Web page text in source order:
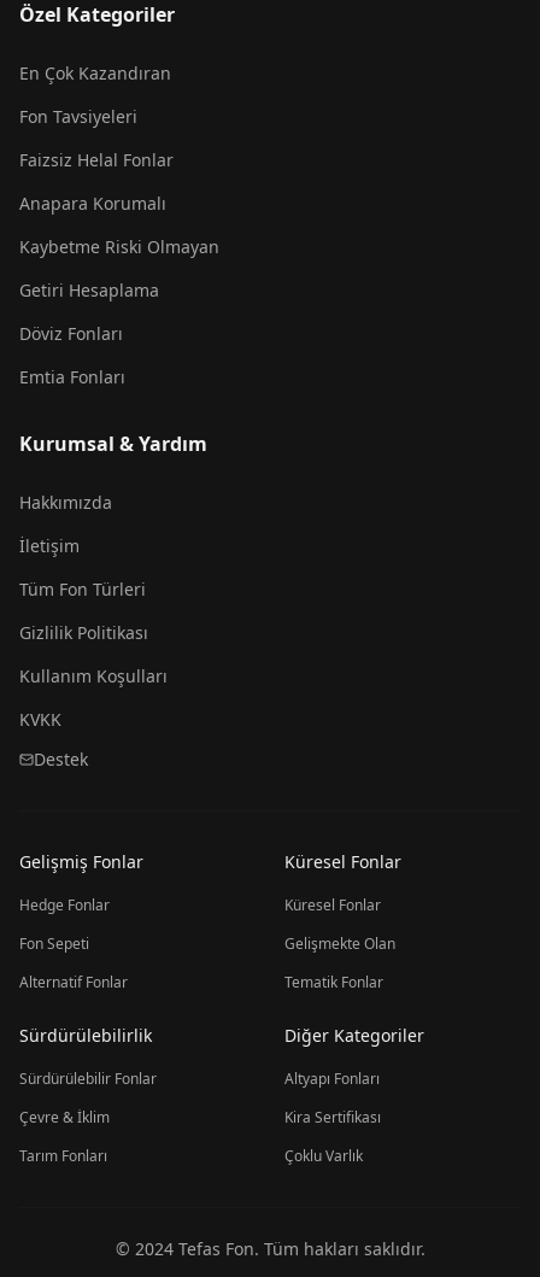
Özel Kategoriler
En Çok Kazandıran
Fon Tavsiyeleri
Faizsiz Helal Fonlar
Anapara Korumalı
Kaybetme Riski Olmayan
Getiri Hesaplama
Döviz Fonları
Emtia Fonları
Kurumsal & Yardım
Hakkımızda
İletişim
Tüm Fon Türleri
Gizlilik Politikası
Kullanım Koşulları
KVKK
Destek
Gelişmiş Fonlar
Hedge Fonlar
Fon Sepeti
Alternatif Fonlar
Küresel Fonlar
Küresel Fonlar
Gelişmekte Olan
Tematik Fonlar
Sürdürülebilirlik
Sürdürülebilir Fonlar
Çevre & İklim
Tarım Fonları
Diğer Kategoriler
Altyapı Fonları
Kira Sertifikası
Çoklu Varlık
© 2024 Tefas Fon. Tüm hakları saklıdır.